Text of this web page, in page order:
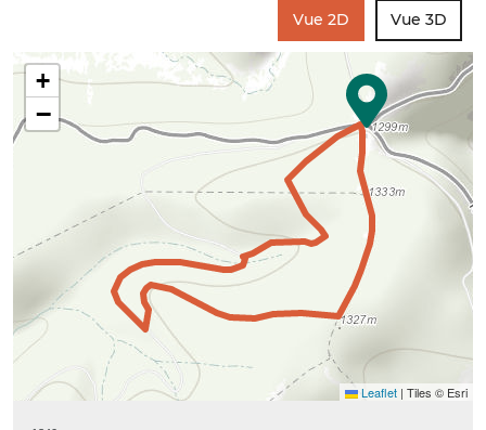
Vue 2D Vue 3D
+
−
Leaflet | Tiles © Esri